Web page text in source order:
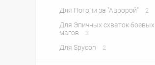
Для Погони за "Авророй" 2
Для Эпичных схваток боевых
магов
3
Для Spycon 2